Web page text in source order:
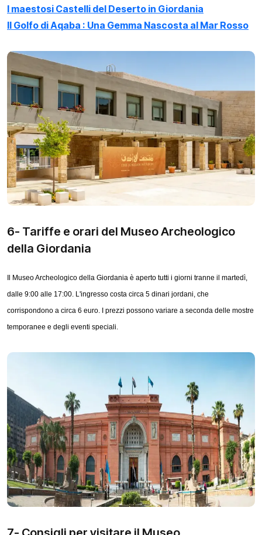
I maestosi Castelli del Deserto in Giordania
Il Golfo di Aqaba : Una Gemma Nascosta al Mar Rosso
6- Tariffe e orari del Museo Archeologico
della Giordania
Il Museo Archeologico della Giordania è aperto tutti i giorni tranne il martedì,
dalle 9:00 alle 17:00. L'ingresso costa circa 5 dinari jordani, che
corrispondono a circa 6 euro. I prezzi possono variare a seconda delle mostre
temporanee e degli eventi speciali.